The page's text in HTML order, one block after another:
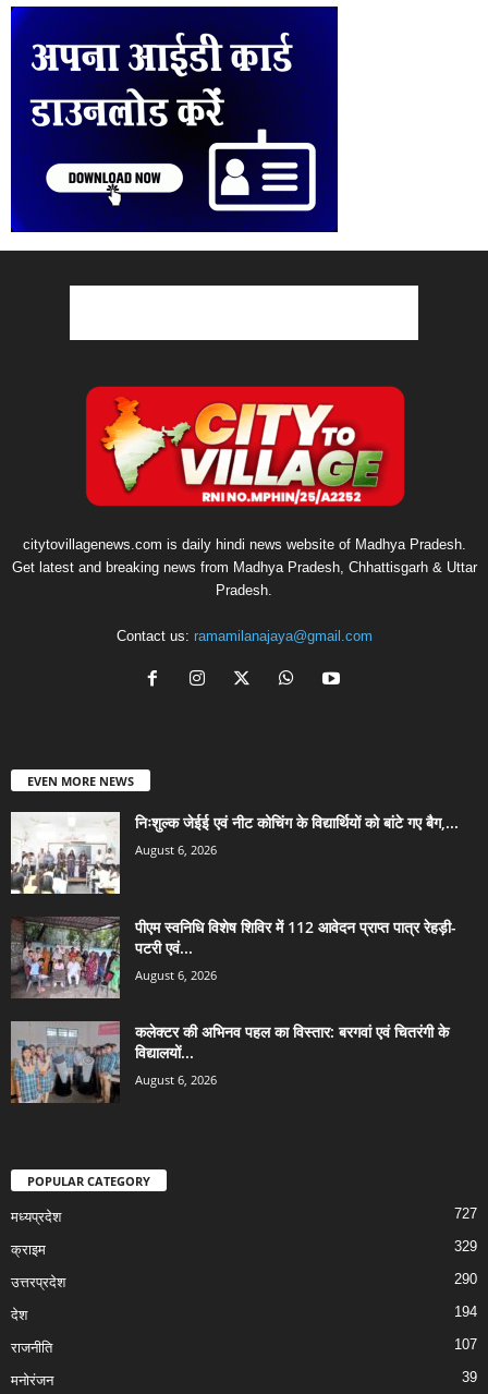
citytovillagenews.com is daily hindi news website of Madhya Pradesh.
Get latest and breaking news from Madhya Pradesh, Chhattisgarh & Uttar
Pradesh.
Contact us: ramamilanajaya@gmail.com
EVEN MORE NEWS
निःशुल्क जेईई एवं नीट कोचिंग के विद्यार्थियों को बांटे गए बैग,...
August 6, 2026
पीएम स्वनिधि विशेष शिविर में 112 आवेदन प्राप्त पात्र रेहड़ी-
पटरी एवं...
August 6, 2026
कलेक्टर की अभिनव पहल का विस्तार: बरगवां एवं चितरंगी के
विद्यालयों...
August 6, 2026
POPULAR CATEGORY
मध्यप्रदेश 727
क्राइम 329
उत्तरप्रदेश 290
देश 194
राजनीति 107
मनोरंजन 39